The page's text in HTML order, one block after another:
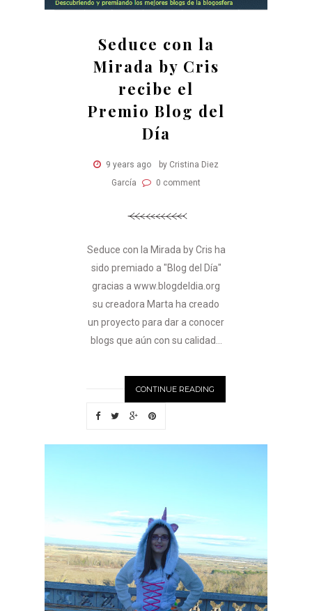
Seduce con la
Mirada by Cris
recibe el
Premio Blog del
Día
9 years ago
by Cristina Diez
García
0 comment
Seduce con la Mirada by Cris ha
sido premiado a "Blog del Día"
gracias a www.blogdeldia.org
su creadora Marta ha creado
un proyecto para dar a conocer
blogs que aún con su calidad...
CONTINUE READING